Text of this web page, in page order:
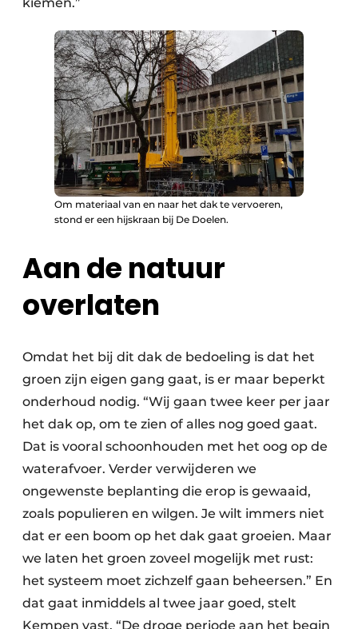
Om materiaal van en naar het dak te vervoeren,
stond er een hijskraan bij De Doelen.
Aan de natuur
overlaten
Omdat het bij dit dak de bedoeling is dat het
groen zijn eigen gang gaat, is er maar beperkt
onderhoud nodig. “Wij gaan twee keer per jaar
het dak op, om te zien of alles nog goed gaat.
Dat is vooral schoonhouden met het oog op de
waterafvoer. Verder verwijderen we
ongewenste beplanting die erop is gewaaid,
zoals populieren en wilgen. Je wilt immers niet
dat er een boom op het dak gaat groeien. Maar
we laten het groen zoveel mogelijk met rust:
het systeem moet zichzelf gaan beheersen.” En
dat gaat inmiddels al twee jaar goed, stelt
Kempen vast. “De droge periode aan het begin